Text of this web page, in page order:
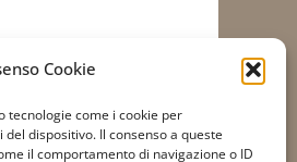
Cookie
tecnologie come i cookie per
dispositivo. Il consenso a queste
il comportamento di navigazione o ID